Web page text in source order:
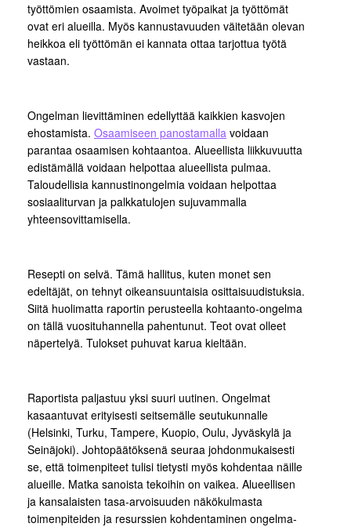
työttömien osaamista. Avoimet työpaikat ja työttömät
ovat eri alueilla. Myös kannustavuuden väitetään olevan
heikkoa eli työttömän ei kannata ottaa tarjottua työtä
vastaan.
Ongelman lievittäminen edellyttää kaikkien kasvojen
ehostamista. Osaamiseen panostamalla voidaan
parantaa osaamisen kohtaantoa. Alueellista liikkuvuutta
edistämällä voidaan helpottaa alueellista pulmaa.
Taloudellisia kannustinongelmia voidaan helpottaa
sosiaaliturvan ja palkkatulojen sujuvammalla
yhteensovittamisella.
Resepti on selvä. Tämä hallitus, kuten monet sen
edeltäjät, on tehnyt oikeansuuntaisia osittaisuudistuksia.
Siitä huolimatta raportin perusteella kohtaanto-ongelma
on tällä vuosituhannella pahentunut. Teot ovat olleet
näpertelyä. Tulokset puhuvat karua kieltään.
Raportista paljastuu yksi suuri uutinen. Ongelmat
kasaantuvat erityisesti seitsemälle seutukunnalle
(Helsinki, Turku, Tampere, Kuopio, Oulu, Jyväskylä ja
Seinäjoki). Johtopäätöksenä seuraa johdonmukaisesti
se, että toimenpiteet tulisi tietysti myös kohdentaa näille
alueille. Matka sanoista tekoihin on vaikea. Alueellisen
ja kansalaisten tasa-arvoisuuden näkökulmasta
toimenpiteiden ja resurssien kohdentaminen ongelma-